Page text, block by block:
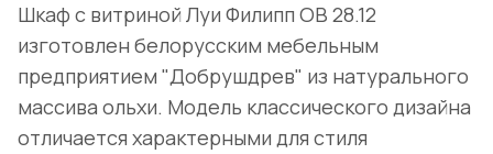
Шкаф с витриной Луи Филипп ОВ 28.12
изготовлен белорусским мебельным
предприятием "Добрушдрев" из натурального
массива ольхи. Модель классического дизайна
отличается характерными для стиля